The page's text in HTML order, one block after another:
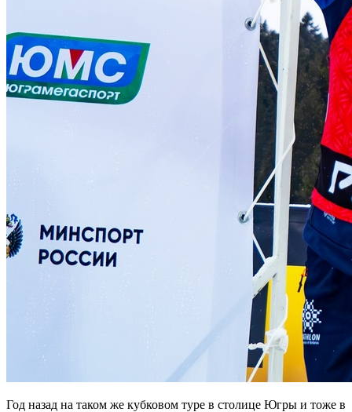
Год назад на таком же кубковом туре в столице Югры и тоже в